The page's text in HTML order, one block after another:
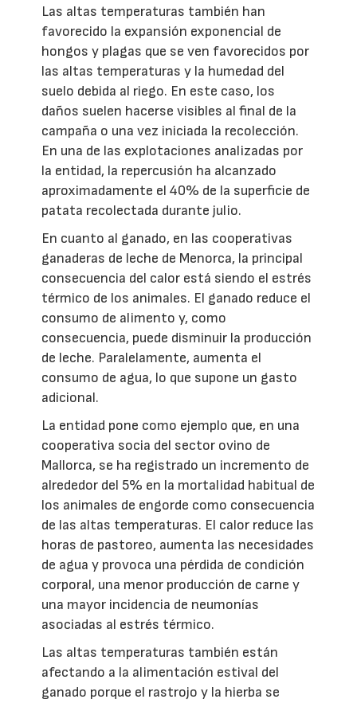
Las altas temperaturas también han
favorecido la expansión exponencial de
hongos y plagas que se ven favorecidos por
las altas temperaturas y la humedad del
suelo debida al riego. En este caso, los
daños suelen hacerse visibles al final de la
campaña o una vez iniciada la recolección.
En una de las explotaciones analizadas por
la entidad, la repercusión ha alcanzado
aproximadamente el 40% de la superficie de
patata recolectada durante julio.
En cuanto al ganado, en las cooperativas
ganaderas de leche de Menorca, la principal
consecuencia del calor está siendo el estrés
térmico de los animales. El ganado reduce el
consumo de alimento y, como
consecuencia, puede disminuir la producción
de leche. Paralelamente, aumenta el
consumo de agua, lo que supone un gasto
adicional.
La entidad pone como ejemplo que, en una
cooperativa socia del sector ovino de
Mallorca, se ha registrado un incremento de
alrededor del 5% en la mortalidad habitual de
los animales de engorde como consecuencia
de las altas temperaturas. El calor reduce las
horas de pastoreo, aumenta las necesidades
de agua y provoca una pérdida de condición
corporal, una menor producción de carne y
una mayor incidencia de neumonías
asociadas al estrés térmico.
Las altas temperaturas también están
afectando a la alimentación estival del
ganado porque el rastrojo y la hierba se